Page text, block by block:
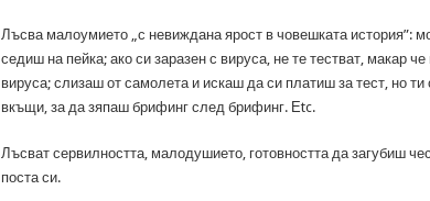
Лъсва малоумието „с невиждана ярост в човешката история”:
седиш на пейка; ако си заразен с вируса, не те тестват, макар
вируса; слизаш от самолета и искаш да си платиш за тест, но ти
вкъщи, за да зяпаш брифинг след брифинг. Еtc.
Лъсват сервилността, малодушието, готовността да загубиш
поста си.